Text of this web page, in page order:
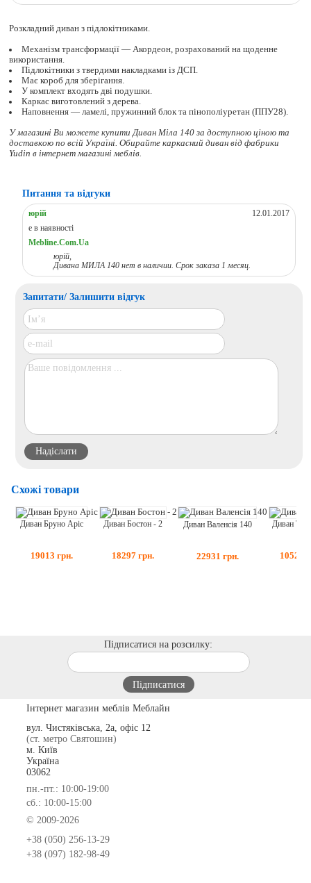
Розкладний диван з підлокітниками.
Механізм трансформації — Акордеон, розрахований на щоденне
використання.
Підлокітники з твердими накладками із ДСП.
Має короб для зберігання.
У комплект входять дві подушки.
Каркас виготовлений з дерева.
Наповнення — ламелі, пружинний блок та пінополіуретан (ППУ28).
У магазині Ви можете купити Диван Міла 140 за доступною ціною та
доставкою по всій Україні. Обирайте каркасний диванвід фабрики
Yudin в інтернет магазині меблів.
Питання та відгуки
юрій
12.01.2017
е в наявності
Mebline.Com.Ua
юрій,
Дивана МИЛА 140 нет в наличии. Срок заказа 1 месяц.
Запитати/ Залишити відгук
Схожі товари
Диван Бруно Аріс
19013 грн.
Диван Бостон - 2
18297 грн.
Диван Валенсія 140
22931 грн.
Диван
10524
Підписатися на розсилку:
Інтернет магазин меблів Меблайн
вул. Чистяківська, 2а, офіс 12
(ст. метро Святошин)
м. Київ
Україна
03062
пн.-пт.: 10:00-19:00
сб.: 10:00-15:00
© 2009-2026
+38 (050) 256-13-29
+38 (097) 182-98-49